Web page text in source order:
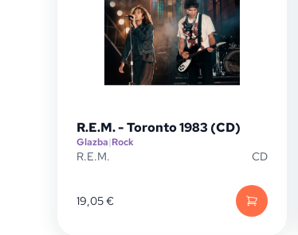
R.E.M. - Toronto 1983 (CD)
Glazba|Rock
R.E.M. CD
19,05€